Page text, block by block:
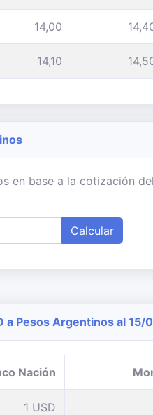
14,00
14,10
en base a la cotización
Calcular
a Pesos Argentinos al 15/
Nación
1 USD